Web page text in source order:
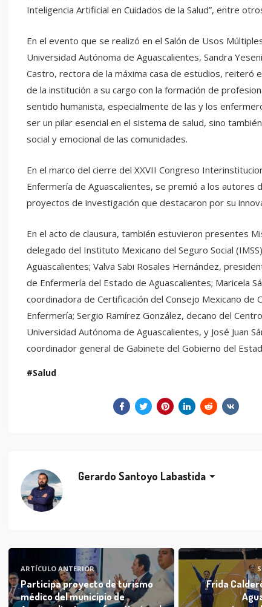
Inteligencia Artificial en Cuidados de la Salud”, entre
En el evento que se realizó en el Salón de Usos
Universidad Autónoma de Aguascalientes, Sandra
Castro, rectora de la máxima casa de estudios, reiteró
de la institución a su cargo con la formación de
sentido humanista, especialmente de las y los
ser un pilar esencial en el sistema de salud, sino
social y emocional de las comunidades.
En el marco del cierre del XXVII Congreso
Enfermería de Aguascalientes, se premió a los autores
proyectos de investigación que destacaron por su
En el acto de clausura, también estuvieron presentes
delegado del Instituto Mexicano del Seguro Social
Aguascalientes; Valva Sabi Rosales Hernández,
de Enfermería del Estado de Aguascalientes; Maricela
coordinadora de Certificación del Consejo Mexicano de
Enfermería; Sergio Ramírez González, decano del
Universidad Autónoma de Aguascalientes, y José Juan
coordinador general de Gabinete del Gobierno del
Salud
Gerardo Santoyo Labastida
ARTÍCULO ANTERIOR
Participa proyecto de turismo
médico del municipio de
Frida